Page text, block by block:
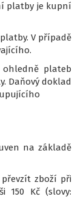
platby je kupní
V případě
ohledně plateb
Daňový doklad
na základě
zboží při
150 Kč (slovy: